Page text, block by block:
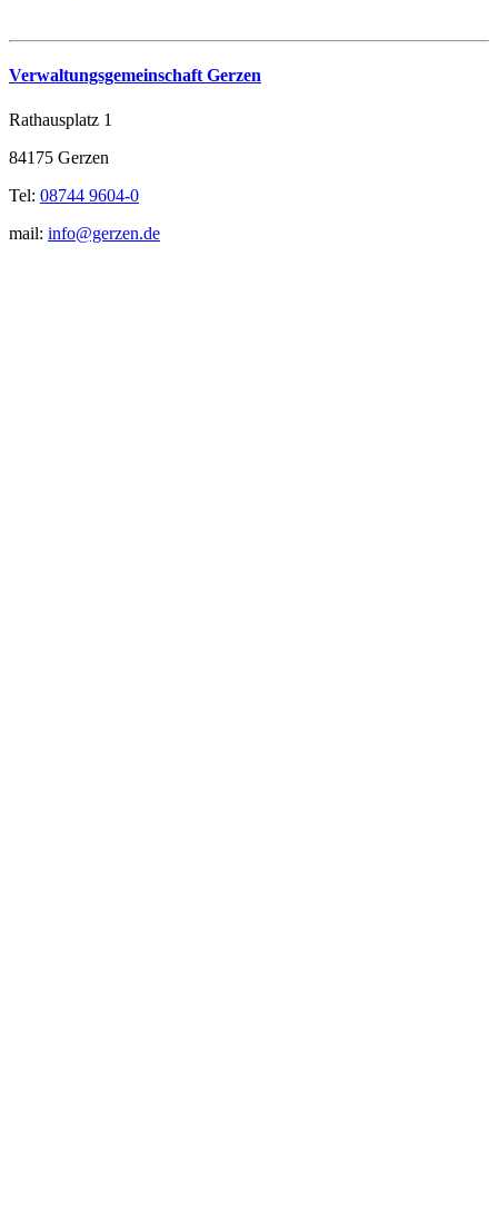
Verwaltungsgemeinschaft Gerzen
Rathausplatz 1
84175 Gerzen
Tel: 08744 9604-0
mail: info@gerzen.de